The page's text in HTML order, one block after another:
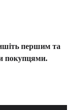
першим та
покупцями.